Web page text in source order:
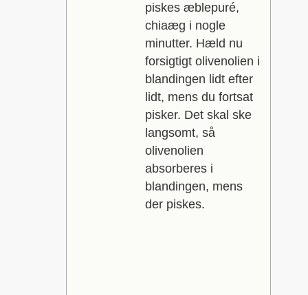
piskes æblepuré,
chiaæg i nogle
minutter. Hæld nu
forsigtigt olivenolien i
blandingen lidt efter
lidt, mens du fortsat
pisker. Det skal ske
langsomt, så
olivenolien
absorberes i
blandingen, mens
der piskes.